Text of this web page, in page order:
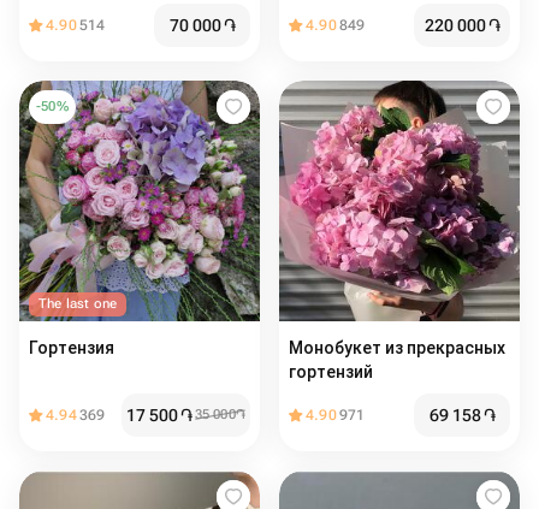
4.90514 70 000֏ 4.90849 220 000֏
-50%
The last one
Гортензия
4.94369 17 500֏35 000֏
Монобукет из прекрасных
гортензий
4.90971 69 158֏